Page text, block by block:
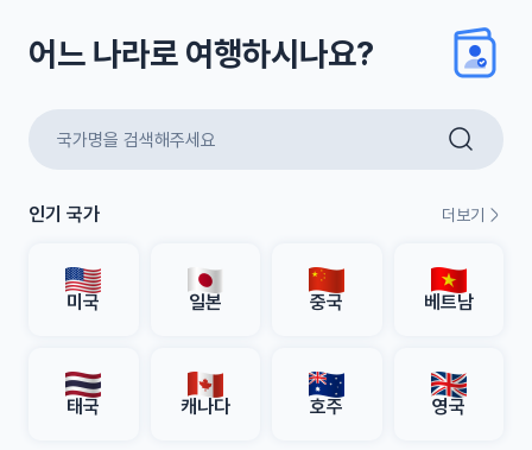
어느 나라로 여행하시나요?
인기 국가 더보기
미국 일본 중국 베트남
태국 캐나다 호주 영국